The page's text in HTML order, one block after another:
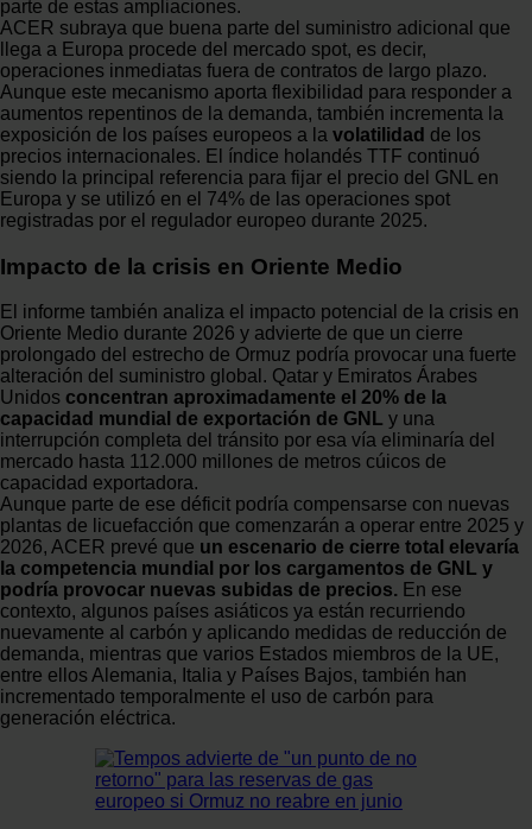
parte de estas ampliaciones.
ACER subraya que buena parte del suministro adicional que
llega a Europa procede del mercado spot, es decir,
operaciones inmediatas fuera de contratos de largo plazo.
Aunque este mecanismo aporta flexibilidad para responder a
aumentos repentinos de la demanda, también incrementa la
exposición de los países europeos a la volatilidad de los
precios internacionales. El índice holandés TTF continuó
siendo la principal referencia para fijar el precio del GNL en
Europa y se utilizó en el 74% de las operaciones spot
registradas por el regulador europeo durante 2025.
Impacto de la crisis en Oriente Medio
El informe también analiza el impacto potencial de la crisis en
Oriente Medio durante 2026 y advierte de que un cierre
prolongado del estrecho de Ormuz podría provocar una fuerte
alteración del suministro global. Qatar y Emiratos Árabes
Unidos concentran aproximadamente el 20% de la
capacidad mundial de exportación de GNL y una
interrupción completa del tránsito por esa vía eliminaría del
mercado hasta 112.000 millones de metros cúicos de
capacidad exportadora.
Aunque parte de ese déficit podría compensarse con nuevas
plantas de licuefacción que comenzarán a operar entre 2025 y
2026, ACER prevé que un escenario de cierre total elevaría
la competencia mundial por los cargamentos de GNL y
podría provocar nuevas subidas de precios. En ese
contexto, algunos países asiáticos ya están recurriendo
nuevamente al carbón y aplicando medidas de reducción de
demanda, mientras que varios Estados miembros de la UE,
entre ellos Alemania, Italia y Países Bajos, también han
incrementado temporalmente el uso de carbón para
generación eléctrica.